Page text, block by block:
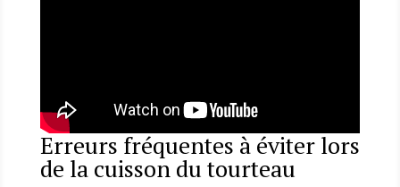
Erreurs fréquentes à éviter lors
de la cuisson du tourteau